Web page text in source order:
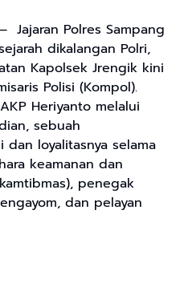
– Jajaran Polres Sampang
dikalangan Polri,
Kapolsek Jrengik kini
Polisi (Kompol).
Heriyanto melalui
sebuah
loyalitasnya selama
keamanan dan
penegak
dan pelayan